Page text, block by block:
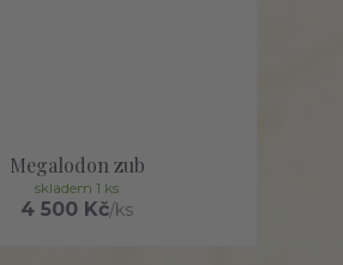
Megalodon zub
4 500 Kč/ks
skladem 1 ks